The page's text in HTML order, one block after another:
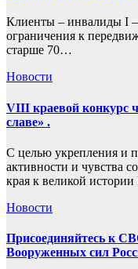
Клиенты – инвалиды I
ограничения к
старше 70…
Новости
VIII краевой конкурс
славе» .
С целью укрепления и
активности и чувства
края к великой
Новости
Присоединяйтесь к
Вооруженных сил